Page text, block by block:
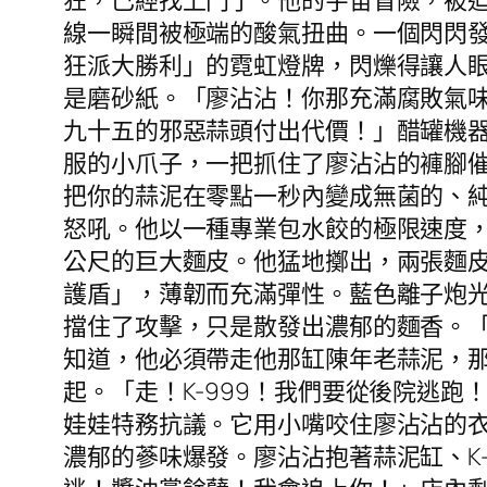
線一瞬間被極端的酸氣扭曲。一個閃閃
狂派大勝利」的霓虹燈牌，閃爍得讓人
是磨砂紙。「廖沾沾！你那充滿腐敗氣
九十五的邪惡蒜頭付出代價！」醋罐機
服的小爪子，一把抓住了廖沾沾的褲腳
把你的蒜泥在零點一秒內變成無菌的、
怒吼。他以一種專業包水餃的極限速度
公尺的巨大麵皮。他猛地擲出，兩張麵
護盾」，薄韌而充滿彈性。藍色離子炮
擋住了攻擊，只是散發出濃郁的麵香。
知道，他必須帶走他那缸陳年老蒜泥，
起。「走！K-999！我們要從後院逃跑
娃娃特務抗議。它用小嘴咬住廖沾沾的
濃郁的蔘味爆發。廖沾沾抱著蒜泥缸、